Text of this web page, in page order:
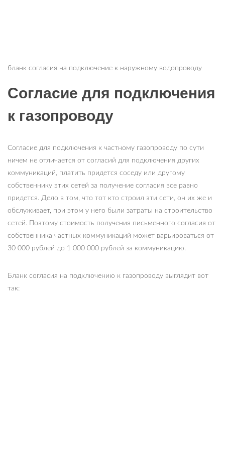
бланк согласия на подключение к наружному водопроводу
Согласие для подключения
к газопроводу
Согласие для подключения к частному газопроводу по сути
ничем не отличается от согласий для подключения других
коммуникаций, платить придется соседу или другому
собственнику этих сетей за получение согласия все равно
придется. Дело в том, что тот кто строил эти сети, он их же и
обслуживает, при этом у него были затраты на строительство
сетей. Поэтому стоимость получения письменного согласия от
собственника частных коммуникаций может варьироваться от
30 000 рублей до 1 000 000 рублей за коммуникацию.
Бланк согласия на подключению к газопроводу выглядит вот
так: